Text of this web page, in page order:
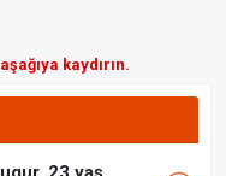
kaydırın.